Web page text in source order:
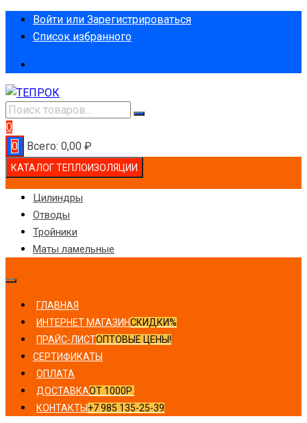
ПерейтиВойти или Зарегистрироваться
Список избранного
0
0
Всего: 0,00 ₽
КАТАЛОГ ТЕПЛОИЗОЛЯЦИИ
Цилиндры
Отводы
Тройники
Маты ламельные
ГЛАВНАЯ
ИНТЕРНЕТ МАГАЗИНСКИДКИ%
ПРАЙС-ЛИСТОПТОВЫЕ ЦЕНЫ!
СЕРТИФИКАТЫ
ОПЛАТА
ДОСТАВКАОТ 1000Р.
КОНТАКТЫ +7 985 135-25-39